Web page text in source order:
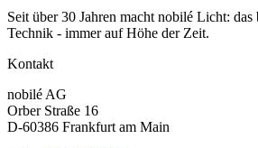
Seit über 30 Jahren macht nobilé Licht: das
Technik - immer auf Höhe der Zeit.
Kontakt
nobilé AG
Orber Straße 16
D-60386 Frankfurt am Main